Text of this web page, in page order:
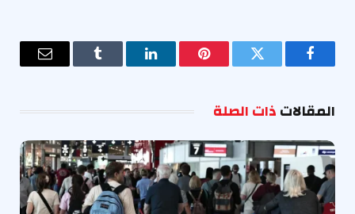
فيسبوك تويتر بينتيريستلينكدإن Tumblr
البريد
المقالاتذات الصلة